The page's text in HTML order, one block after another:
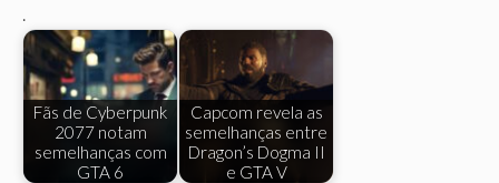
.
Fãs de Cyberpunk
2077 notam
semelhanças com
GTA 6
Capcom revela as
semelhanças entre
Dragon’s Dogma II
e GTA V